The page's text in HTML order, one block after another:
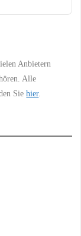
Anbietern
Alle
Siehier.